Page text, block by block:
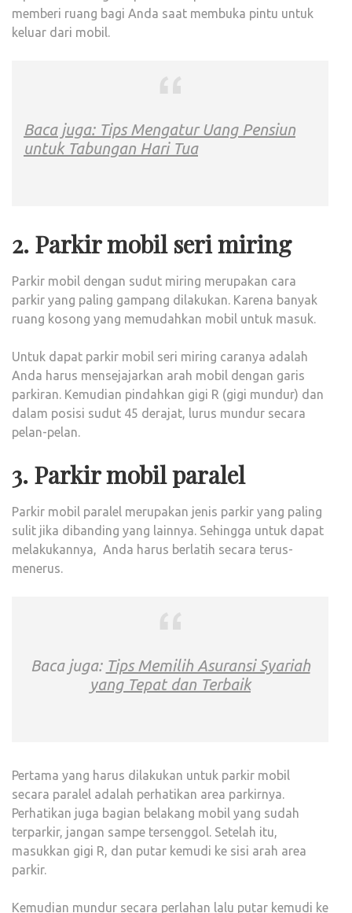
memberi ruang bagi Anda saat membuka pintu untuk
keluar dari mobil.
Baca juga: Tips Mengatur Uang Pensiun
untuk Tabungan Hari Tua
2. Parkir mobil seri miring
Parkir mobil dengan sudut miring merupakan cara
parkir yang paling gampang dilakukan. Karena banyak
ruang kosong yang memudahkan mobil untuk masuk.
Untuk dapat parkir mobil seri miring caranya adalah
Anda harus mensejajarkan arah mobil dengan garis
parkiran. Kemudian pindahkan gigi R (gigi mundur) dan
dalam posisi sudut 45 derajat, lurus mundur secara
pelan-pelan.
3. Parkir mobil paralel
Parkir mobil paralel merupakan jenis parkir yang paling
sulit jika dibanding yang lainnya. Sehingga untuk dapat
melakukannya, Anda harus berlatih secara terus-
menerus.
Baca juga: Tips Memilih Asuransi Syariah
yang Tepat dan Terbaik
Pertama yang harus dilakukan untuk parkir mobil
secara paralel adalah perhatikan area parkirnya.
Perhatikan juga bagian belakang mobil yang sudah
terparkir, jangan sampe tersenggol. Setelah itu,
masukkan gigi R, dan putar kemudi ke sisi arah area
parkir.
Kemudian mundur secara perlahan lalu putar kemudi ke